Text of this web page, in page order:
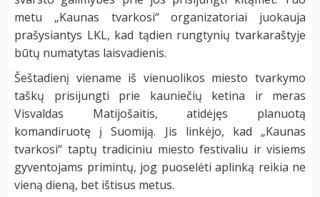
metu „Kaunas tvarkosi“ organizatoriai juokauja
prašysiantys LKL, kad tądien rungtynių tvarkaraštyje
būtų numatytas laisvadienis.
Šeštadienį viename iš vienuolikos miesto tvarkymo
taškų prisijungti prie kauniečių ketina ir meras
Visvaldas Matijošaitis, atidėjęs planuotą
komandiruotę į Suomiją. Jis linkėjo, kad „Kaunas
tvarkosi“ taptų tradiciniu miesto festivaliu ir visiems
gyventojams primintų, jog puoselėti aplinką reikia ne
vieną dieną, bet ištisus metus.